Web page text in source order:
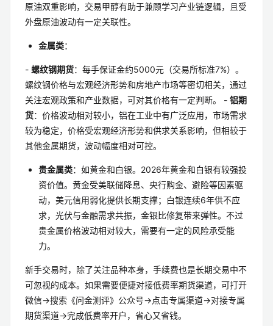
原油双重影响，交易甲醇有助于兼顾学习产业链逻辑，且受
外盘原油波动有一定关联性。
金属类：
- 螺纹钢期货：每手保证金约5000元（交易所标准7%）。
螺纹钢价格与宏观经济形势和房地产市场等密切相关，通过
关注宏观政策和产业数据，可对其价格有一定判断。 - 铝期
货：价格波动相对较小，铝在工业中有广泛应用，市场需求
较为稳定，价格受宏观经济形势和供求关系影响，但相较于
其他金属期货，波动幅度相对可控。
贵金属类：如黄金和白银。2026年黄金和白银有较强投
资价值。黄金受美联储降息、央行购金、避险等因素驱
动，美元信用弱化提供长期支撑；白银连续6年供不应
求，光伏与金融需求共振，金银比修复带来弹性。不过
贵金属价格波动相对较大，需要有一定的风险承受能
力。
新手交易时，除了关注品种本身，手续费也是长期交易中不
可忽视的成本。如果需要便捷对接低费率期货渠道，可打开
微信→搜索《问金测评》公众号→点击专属渠道→对接专属
期货渠道→完成低费率开户，省心又省钱。